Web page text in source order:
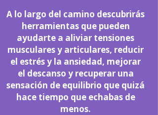
A lo largo del camino descubrirás
herramientas que pueden
ayudarte a aliviar tensiones
musculares y articulares, reducir
el estrés y la ansiedad, mejorar
el descanso y recuperar una
sensación de equilibrio que quizá
hace tiempo que echabas de
menos.